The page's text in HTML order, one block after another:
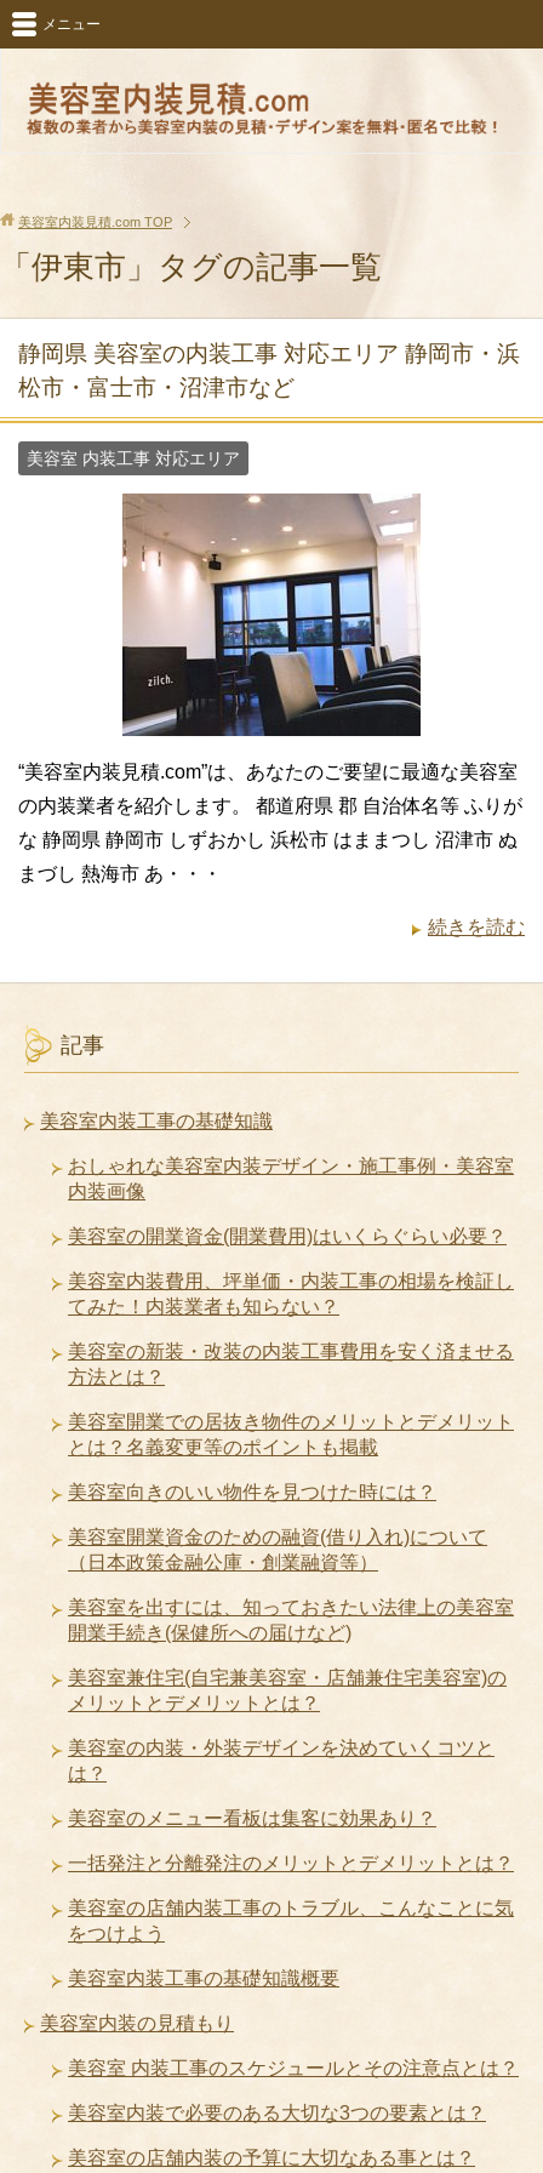
メニュー
美容室内装見積.com TOP
「伊東市」タグの記事一覧
静岡県 美容室の内装工事 対応エリア 静岡市・浜
松市・富士市・沼津市など
美容室 内装工事 対応エリア
“美容室内装見積.com”は、あなたのご要望に最適な美容室
の内装業者を紹介します。 都道府県 郡 自治体名等 ふりが
な 静岡県 静岡市 しずおかし 浜松市 はままつし 沼津市 ぬ
まづし 熱海市 あ・・・
続きを読む
記事
美容室内装工事の基礎知識
おしゃれな美容室内装デザイン・施工事例・美容室
内装画像
美容室の開業資金(開業費用)はいくらぐらい必要？
美容室内装費用、坪単価・内装工事の相場を検証し
てみた！内装業者も知らない？
美容室の新装・改装の内装工事費用を安く済ませる
方法とは？
美容室開業での居抜き物件のメリットとデメリット
とは？名義変更等のポイントも掲載
美容室向きのいい物件を見つけた時には？
美容室開業資金のための融資(借り入れ)について
（日本政策金融公庫・創業融資等）
美容室を出すには、知っておきたい法律上の美容室
開業手続き(保健所への届けなど)
美容室兼住宅(自宅兼美容室・店舗兼住宅美容室)の
メリットとデメリットとは？
美容室の内装・外装デザインを決めていくコツと
は？
美容室のメニュー看板は集客に効果あり？
一括発注と分離発注のメリットとデメリットとは？
美容室の店舗内装工事のトラブル、こんなことに気
をつけよう
美容室内装工事の基礎知識概要
美容室内装の見積もり
美容室 内装工事のスケジュールとその注意点とは？
美容室内装で必要のある大切な3つの要素とは？
美容室の店舗内装の予算に大切なある事とは？